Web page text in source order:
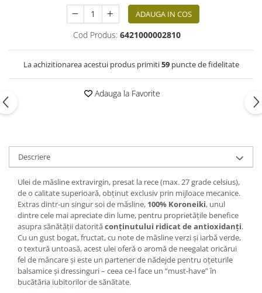
ADAUGA IN COS
Cod Produs: 6421000002810
La achizitionarea acestui produs primiti59puncte de fidelitate
Adauga la Favorite
Descriere
Ulei de măsline extravirgin, presat la rece (max. 27 grade celsius),
de o calitate superioară, obținut exclusiv prin mijloace mecanice.
Extras dintr-un singur soi de măsline, 100% Koroneiki, unul
dintre cele mai apreciate din lume, pentru proprietățile benefice
asupra sănătății datorităconținutului ridicat de antioxidanți.
Cu un gust bogat, fructat, cu note de măsline verzi și iarbă verde,
o textură untoasă, acest ulei oferă o aromă de neegalat oricărui
fel de mâncare și este un partener de nădejde pentru oțeturile
balsamice și dressinguri – ceea ce-l face un “must-have” în
bucătăria iubitorilor de sănătate.